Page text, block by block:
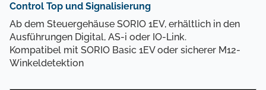
Control Top und Signalisierung
Ab dem Steuergehäuse SORIO 1EV, erhältlich in den
Ausführungen Digital, AS-i oder IO-Link.
Kompatibel mit SORIO Basic 1EV oder sicherer M12-
Winkeldetektion